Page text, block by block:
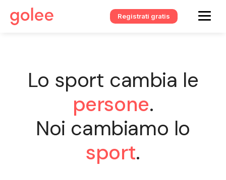
Registrati gratis
Lo sport cambia le
persone.
Noi cambiamo lo
sport.